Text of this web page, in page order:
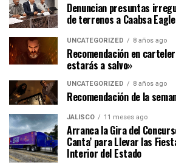
Denuncian presuntas
de terrenos a Caabsa
UNCATEGORIZED 8 años ago
Recomendación en
estarás a salvo»
UNCATEGORIZED 8 años ago
Recomendación de la
JALISCO 11 meses ago
Arranca la Gira del
Canta’ para Llevar las
Interior del Estado